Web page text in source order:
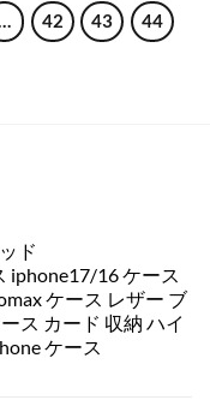
42 43 44
ド
iphone17/16 ケース
ケース レザー ブ
ス カード 収納 ハイ
ケース